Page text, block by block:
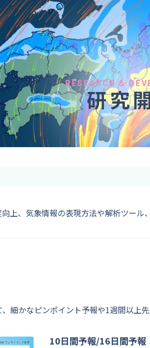
士へのご依頼
weather forecaster
演（テレビ・ラジオ）
ト / 予報原稿作成
ベント出演
ー / 取材
稿 / 監修
レーション
気象
Provision
データ
コンテン
ピンポ
その他
RESEARCH &
研究
上、気象情報の表現方法や解析ツール
細かなピンポイント予報や1週間以上
10日間予報/16日間予報